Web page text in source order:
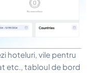
hoteluri, vile pentru
etc., tabloul de bord